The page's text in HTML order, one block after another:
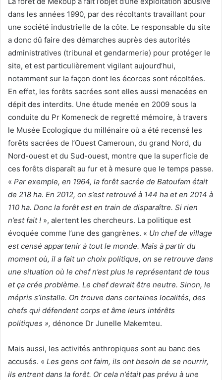
dans les années 1990, par des récoltants travaillant pour
une société industrielle de la côte. Le responsable du site
a donc dû faire des démarches auprès des autorités
administratives (tribunal et gendarmerie) pour protéger le
site, et est particulièrement vigilant aujourd’hui,
notamment sur la façon dont les écorces sont récoltées.
En effet, les forêts sacrées sont elles aussi menacées en
dépit des interdits. Une étude menée en 2009 sous la
conduite du Pr Komeneck de regretté mémoire, à travers
le Musée Ecologique du millénaire où a été recensé les
forêts sacrées de l’Ouest Cameroun, du grand Nord, du
Nord-ouest et du Sud-ouest, montre que la superficie de
ces forêts disparaît au fur et à mesure que le temps passe.
« Par exemple, en 1964, la forêt sacrée de Batoufam était
de 218 ha. En 2012, on s’est retrouvé à 144 ha et en 2014 à
110 ha. Donc la forêt est en train de disparaître. Si rien
n’est fait ! », alertent les chercheurs. La politique est
évoquée comme l’une des gangrènes. « Un chef de village
est censé appartenir à tout le monde. Mais à partir du
moment où, il a fait un choix politique, on se retrouve dans
une situation où le chef n’est plus le représentant de tous
et ça crée problème. Le chef devrait être neutre. Sinon, le
mépris s’installe. On trouve dans certaines localités, des
chefs qui défendent corps et âme leurs intérêts
politiques », dénonce Dr Junelle Makemteu.
Mais aussi, les activités anthropiques sont au banc des
accusés. « Les gens ont faim, ils ont besoin de se nourrir,
ils entrent dans la forêt. Or cela n’était pas prévu à une